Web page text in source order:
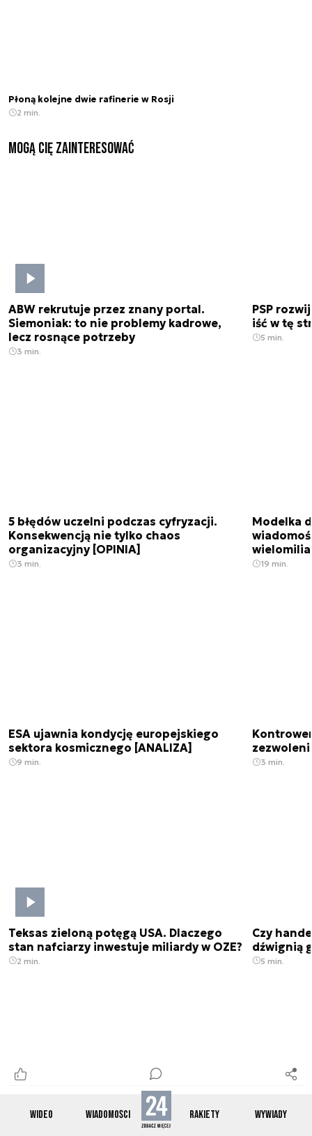
WIDEO WIADOMOŚCI RAKIETY WYWIADY
Płoną kolejne dwie rafinerie w Rosji
2 min.
Mogą Cię zainteresować
ABW rekrutuje przez znany portal.
Siemoniak: to nie problemy kadrowe,
lecz rosnące potrzeby
3 min.
PSP
iść w tę
5 min.
5 błędów uczelni podczas cyfryzacji.
Konsekwencją nie tylko chaos
organizacyjny [OPINIA]
3 min.
Modelka
19 min.
ESA ujawnia kondycję europejskiego
sektora kosmicznego [ANALIZA]
9 min. 3 min.
Teksas zieloną potęgą USA. Dlaczego
stan nafciarzy inwestuje miliardy w OZE?
2 min.
Czy
dźwignią
5 min.